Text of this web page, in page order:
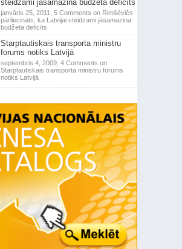
steidzami jāsamazina budžeta deficīts
janvāris 25, 2011, 5 Comments on Rimšēvičs
pārliecināts, ka Latvijai steidzami jāsamazina
budžeta deficīts
Starptautiskais transporta ministru
forums notiks Latvijā
septembris 4, 2009, 4 Comments on
Starptautiskais transporta ministru forums
notiks Latvijā